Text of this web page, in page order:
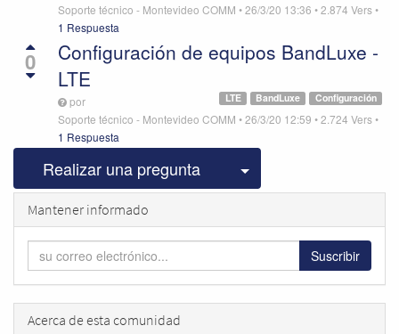
Soporte técnico - Montevideo COMM •26/3/20 13:36 •2.874 Vers•
1 Respuesta
0
Configuración de equipos BandLuxe -
LTE
Configuración
BandLuxe
LTE
por
Soporte técnico - Montevideo COMM •26/3/20 12:59 •2.724 Vers•
1 Respuesta
Realizar una pregunta Seleccionar
Mantener informado
Suscribir
Acerca de esta comunidad